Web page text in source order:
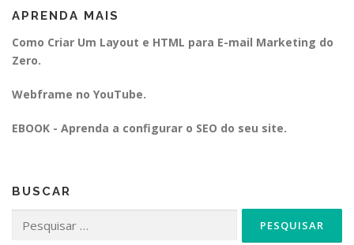
APRENDA MAIS
Como Criar Um Layout e HTML para E-mail Marketing do
Zero.
Webframe no YouTube.
EBOOK - Aprenda a configurar o SEO do seu site.
BUSCAR
por: